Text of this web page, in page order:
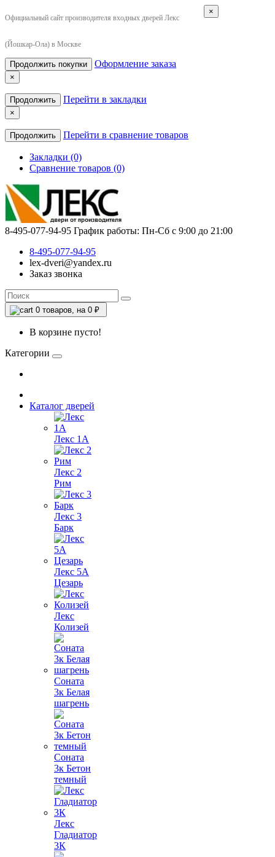
Официальный сайт производителя входных дверей Лекс
(Йошкар-Ола) в Москве
×
Продолжить покупки Оформление заказа
×
Продолжить Перейти в закладки
×
Продолжить Перейти в сравнение товаров
Закладки (0)
Сравнение товаров (0)
8-495-077-94-95 График работы: Пн-Сб с 9:00 до 21:00
8-495-077-94-95
lex-dveri@yandex.ru
Заказ звонка
0 товаров, на 0 ₽
В корзине пусто!
Категории
Каталог дверей
Лекс 1А
Лекс 2
Рим
Лекс 3
Барк
Лекс 5А
Цезарь
Лекс
Колизей
Соната
3к Белая
шагрень
Соната
3к Бетон
темный
Лекс
Гладиатор
3К